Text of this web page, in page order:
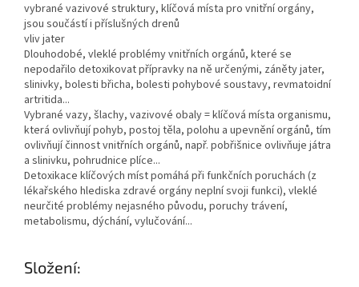
vybrané vazivové struktury, klíčová místa pro vnitřní orgány,
jsou součástí i příslušných drenů
vliv jater
Dlouhodobé, vleklé problémy vnitřních orgánů, které se
nepodařilo detoxikovat přípravky na ně určenými, záněty jater,
slinivky, bolesti břicha, bolesti pohybové soustavy, revmatoidní
artritida...
Vybrané vazy, šlachy, vazivové obaly = klíčová místa organismu,
která ovlivňují pohyb, postoj těla, polohu a upevnění orgánů, tím
ovlivňují činnost vnitřních orgánů, např. pobřišnice ovlivňuje játra
a slinivku, pohrudnice plíce...
Detoxikace klíčových míst pomáhá při funkčních poruchách (z
lékařského hlediska zdravé orgány neplní svoji funkci), vleklé
neurčité problémy nejasného původu, poruchy trávení,
metabolismu, dýchání, vylučování...
Složení: